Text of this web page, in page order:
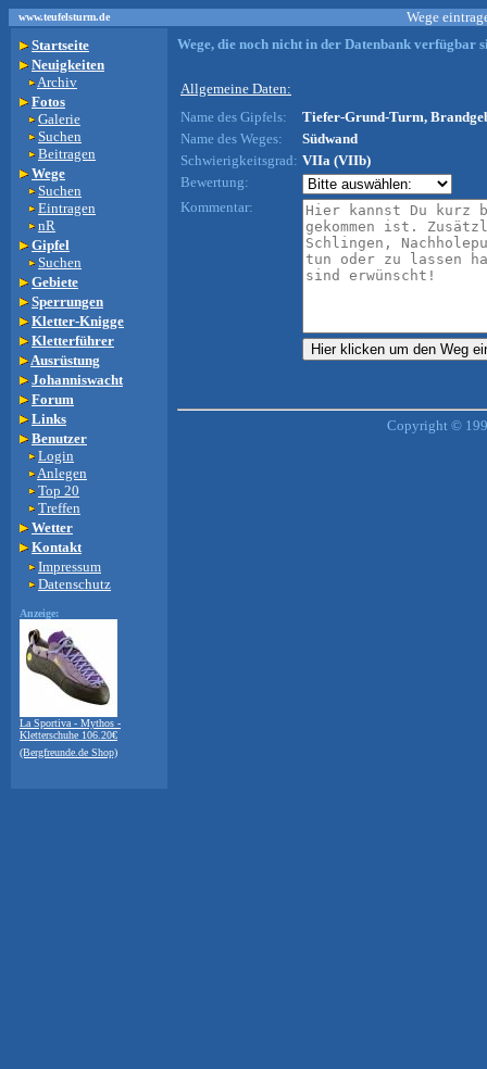
www.teufelsturm.de
Wege
Startseite
Neuigkeiten
Archiv
Fotos
Galerie
Suchen
Beitragen
Wege
Suchen
Eintragen
nR
Gipfel
Suchen
Gebiete
Sperrungen
Kletter-Knigge
Kletterführer
Ausrüstung
Johanniswacht
Forum
Links
Benutzer
Login
Anlegen
Top 20
Treffen
Wetter
Kontakt
Impressum
Datenschutz
Anzeige:
La Sportiva - Mythos -
Kletterschuhe 106.20€
(Bergfreunde.de Shop)
Wege, die noch nicht in der Datenbank verfügbar
Allgemeine Daten:
Name des Gipfels:
Tiefer-Grund-Turm,
Name des Weges:
Südwand
Schwierigkeitsgrad: VIIa (VIIb)
Bewertung:
Kommentar:
Copyright ©